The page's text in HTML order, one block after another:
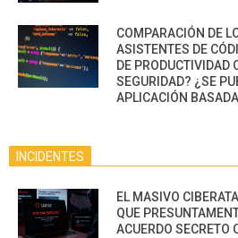
COMPARACIÓN DE
ASISTENTES DE
DE PRODUCTIVIDAD
SEGURIDAD? ¿SE
APLICACIÓN
INCIDENTES
EL MASIVO
QUE
ACUERDO SECRETO